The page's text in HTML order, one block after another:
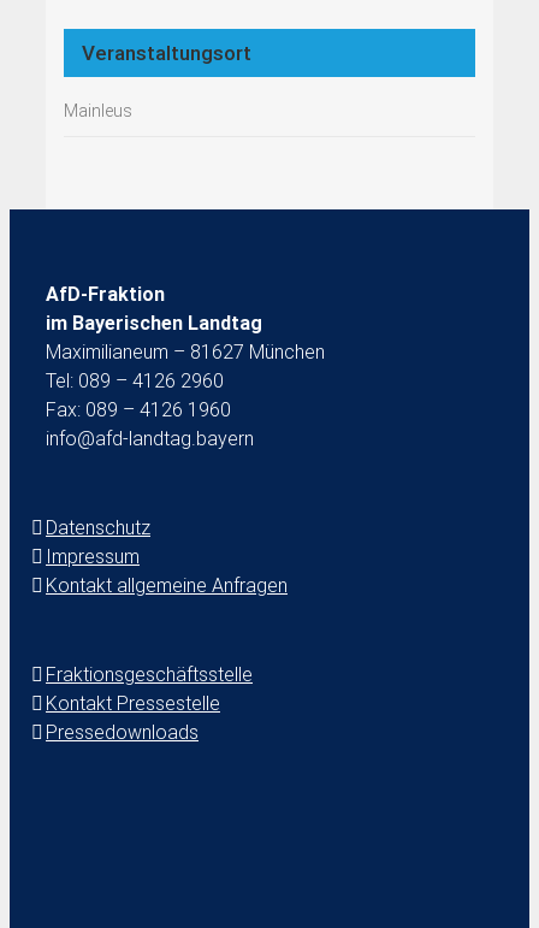
Veranstaltungsort
Mainleus
AfD-Fraktion
im Bayerischen Landtag
Maximilianeum – 81627 München
Tel: 089 – 4126 2960
Fax: 089 – 4126 1960
info@afd-landtag.bayern
Datenschutz
Impressum
Kontakt allgemeine Anfragen
Fraktionsgeschäftsstelle
Kontakt Pressestelle
Pressedownloads